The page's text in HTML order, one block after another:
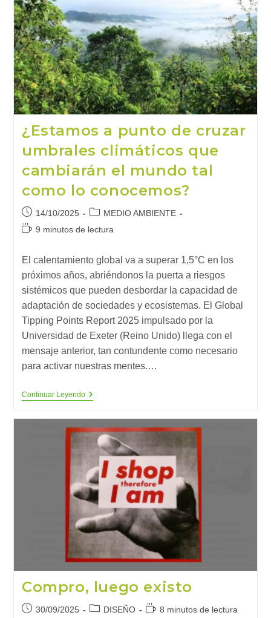
El
Futuro
De
Todos
¿Estamos a punto de cruzar
umbrales climáticos que
cambiarán el mundo tal
como lo conocemos?
Publicación
de
14/10/2025
Categoría
de
MEDIO AMBIENTE
Tiempo9 minutos de lectura
El calentamiento global va a superar 1,5°C en los
próximos años, abriéndonos la puerta a riesgos
sistémicos que pueden desbordar la capacidad de
adaptación de sociedades y ecosistemas. El Global
Tipping Points Report 2025 impulsado por la
Universidad de Exeter (Reino Unido) llega con el
mensaje anterior, tan contundente como necesario
para activar nuestras mentes.…
Continuar Leyendo¿Estamos
Cruzar
Umbrales
Climáticos
Que
Cambiarán
El
Mundo
Tal
Como
Lo
Conocemos?
Compro, luego existo
Publicación
30/09/2025
Categoría
DISEÑO
Tiempo8 minutos de lectura